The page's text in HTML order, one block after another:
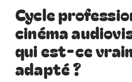
Cycle
cinéma
qui est-ce
adapté ?